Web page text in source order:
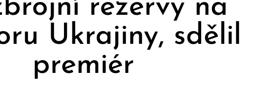
rezervy na
Ukrajiny, sdělil
premiér